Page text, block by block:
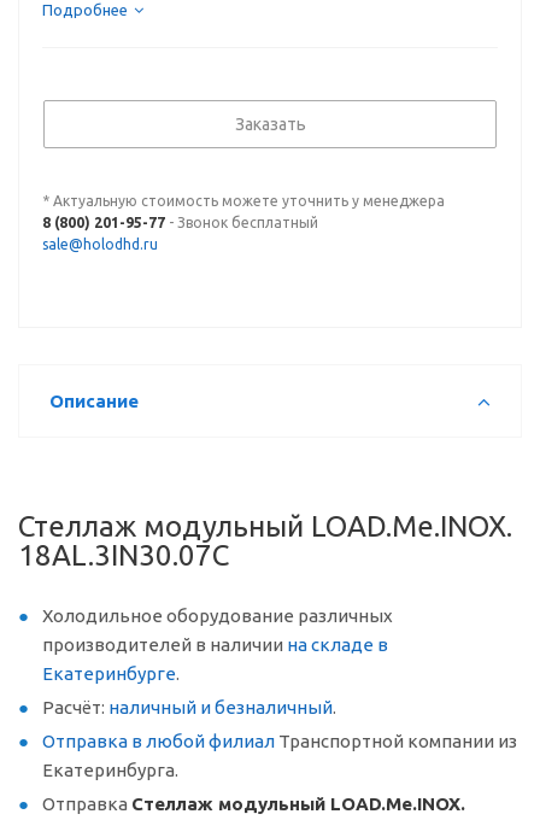
Подробнее
Заказать
* Актуальную стоимость можете уточнить у менеджера
8 (800) 201-95-77 - Звонок бесплатный
sale@holodhd.ru
Описание
Стеллаж модульный LOAD.Me.INOX.
18AL.3IN30.07C
Холодильное оборудование различных
производителей в наличии на складе в
Екатеринбурге.
Расчёт: наличный и безналичный.
Отправка в любой филиал Транспортной компании из
Екатеринбурга.
Отправка Стеллаж модульный LOAD.Me.INOX.